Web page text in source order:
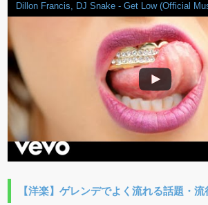
Dillon Francis, DJ Snake - Get Low (Official
【洋楽】ゲレンデでよく流れる話題・